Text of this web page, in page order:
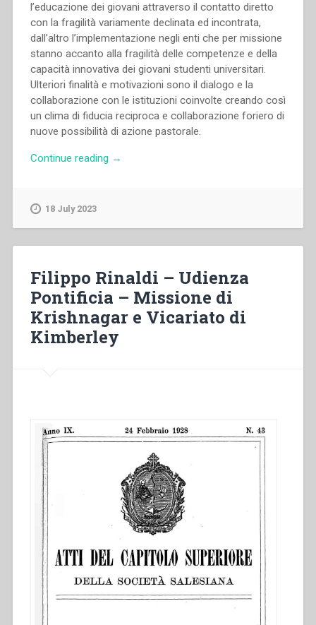
l’educazione dei giovani attraverso il contatto diretto
con la fragilità variamente declinata ed incontrata,
dall’altro l’implementazione negli enti che per missione
stanno accanto alla fragilità delle competenze e della
capacità innovativa dei giovani studenti universitari.
Ulteriori finalità e motivazioni sono il dialogo e la
collaborazione con le istituzioni coinvolte creando così
un clima di fiducia reciproca e collaborazione foriero di
nuove possibilità di azione pastorale.
Continue reading “Ivan
learning
by
doing:
frontiere
→
18 July 2023
Filippo Rinaldi – Udienza
Pontificia – Missione di
Krishnagar e Vicariato di
Kimberley